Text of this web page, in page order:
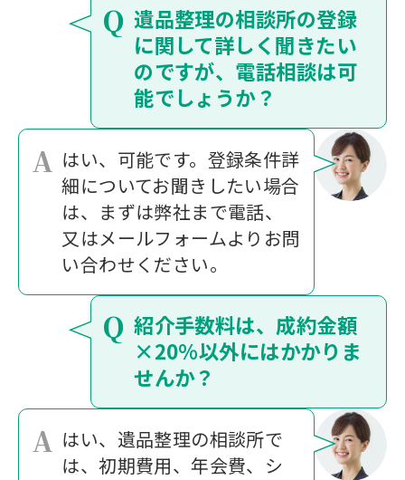
Q 遺品整理の相談所の登録
に関して詳しく聞きたい
のですが、電話相談は可
能でしょうか？
A はい、可能です。登録条件詳
細についてお聞きしたい場合
は、まずは弊社まで電話、
又はメールフォームよりお問
い合わせください。
Q 紹介手数料は、成約金額
×20％以外にはかかりま
せんか？
A はい、遺品整理の相談所で
は、初期費用、年会費、シ